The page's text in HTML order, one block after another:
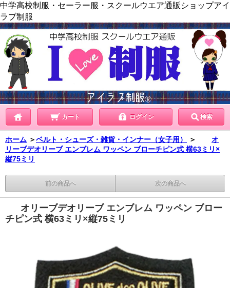
中学高校制服・セーラー服・スクールウエア通販ショップアイ
ラブ制服
カート ログイン 検索
ホーム ＞ベルト・シューズ・雑貨・インナー（女子用） ＞
オ
リーブデオリーブ エンブレム ワッペン ブローチピン式 横63ミリ×
縦75ミリ
前の商品へ 次の商品へ
オリーブデオリーブ エンブレム ワッペン ブロー
チピン式 横63ミリ×縦75ミリ